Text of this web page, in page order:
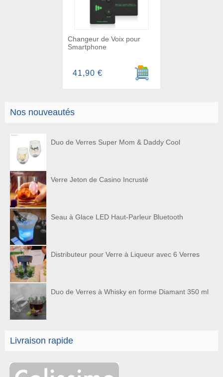
Nos nouveautés
Duo de Verres Super Mom & Daddy Cool
Verre Jeton de Casino Incrusté
Seau à Glace LED Haut-Parleur Bluetooth
Distributeur pour Verre à Liqueur avec 6 Verres
Duo de Verres à Whisky en forme Diamant 350 ml
Livraison rapide
Changeur de Voix pour
Smartphone
Ajouter au panier
41,90 €